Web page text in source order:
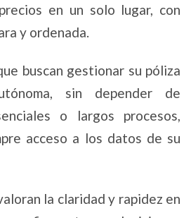
en un solo lugar, con
y ordenada.
buscan gestionar su póliza
sin depender de
o largos procesos,
acceso a los datos de su
la claridad y rapidez en